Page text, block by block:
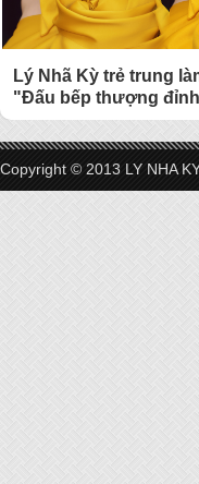
Lý Nhã Kỳ trẻ trung
"Đấu bếp thượng
Copyright © 2013 LY NHA